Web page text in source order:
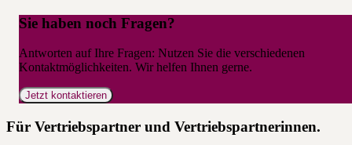
Sie haben noch Fragen?
Antworten auf Ihre Fragen: Nutzen Sie die verschiedenen
Kontaktmöglichkeiten. Wir helfen Ihnen gerne.
Jetzt kontaktieren
Für Vertriebspartner und Vertriebspartnerinnen.